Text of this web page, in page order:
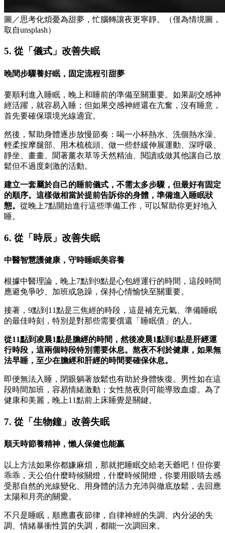
圖／思考化煩憂為甜夢，忙腦轉讓夜更寧靜。（僅為情境圖，
取自unsplash）
5. 從「儀式」改善失眠
晚間步驟養好眠，固定流程引甜夢
要順利進入睡眠，晚上和睡前的準備至關重要。如果副交感神
經活躍，就容易入睡；但如果交感神經還在亢奮，沒有睡意，
首先要確保環境光線適宜。
然後，幫助身體逐步放慢節奏：喝一小杯熱水、洗個熱水澡、
輕柔按摩腿部、用木梳梳頭、做一些舒緩伸展運動、深呼吸、
靜坐、畫畫、聞著薰衣草等天然精油、閱讀或做其他讓自己放
鬆但不過度刺激的活動。
建立一套屬於自己的睡前儀式，不需太多步驟，但最好有固定
的順序。這樣做相當於提前告訴你的身體，準備進入睡眠狀
態。 從晚上7點開始進行這些準備工作，可以幫助你更好地入
睡。
6. 從「時辰」改善失眠
中醫智慧護健康，守時睡眠美容養
根據中醫理論，晚上7點到9點是心包經運行的時間，這段時間
應避免爭吵、加班或急躁，保持心情愉快至關重要。
接著，9點到11點是三焦經的時段，這是補充元氣、準備睡眠
的最佳時刻，特別是對那些需要償還「睡眠債」的人。
從11點到凌晨1點是膽經的時間，然後凌晨1點到3點是肝經運
行時段，這兩個時段特別需要休息。熬夜不利於健康，如果無
法早睡，至少在膽經和肝經的時間要確保休息。
即便無法入睡，閉眼躺著放鬆也有助於身體恢復。男性如在這
段時間加班，容易情緒激動；女性熬夜則可能導致血虛。為了
健康和美麗，晚上11點前上床睡覺是關鍵。
7. 從「生物鐘」改善失眠
順天時節養精神，懶人保健也能贏
以上方法如果你都嫌麻煩，那就把睡眠交給老天爺吧！但你要
乖乖，天公伯什麼時候關燈，什麼時候開燈，你要用眼睛去感
受那自然的光線變化、用身體的活力充沛與徹底放鬆，去回應
太陽和月亮的關愛。
不只是睡眠，順應晝夜節律，自律神經的失調、內分泌的失
調、情緒暴衝性質的失調，都能一次調回來。